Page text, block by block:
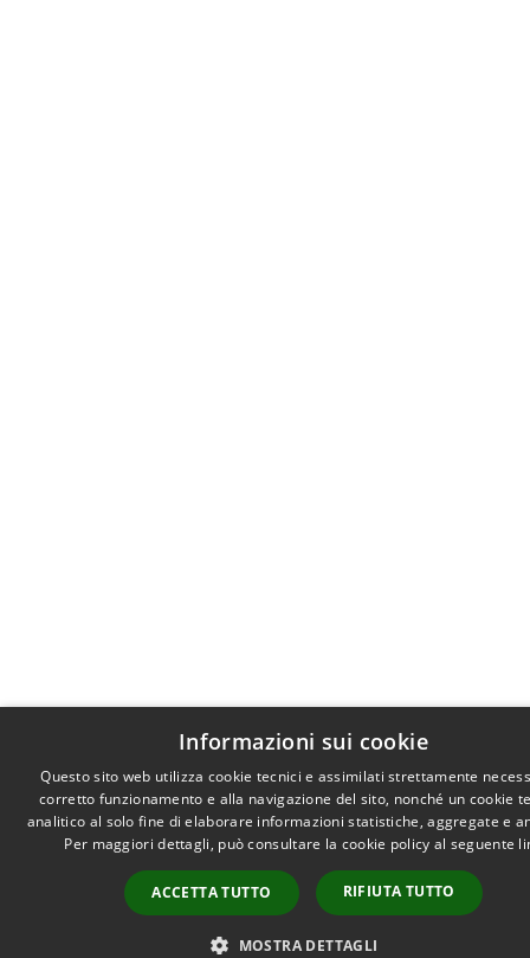
Informazioni sui cookie
Questo sito web utilizza cookie tecnici e assimilati strettamente
corretto funzionamento e alla navigazione del sito, nonché un cookie
analitico al solo fine di elaborare informazioni statistiche, aggregate e
Per maggiori dettagli, può consultare la cookie policy al seguente
ACCETTA TUTTO RIFIUTA TUTTO
MOSTRA DETTAGLI